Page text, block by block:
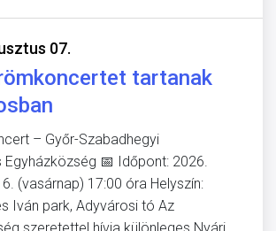
07.
tartanak
– Győr-Szabadhegyi
Egyházközség 📅 Időpont: 2026.
(vasárnap) 17:00 óra Helyszín:
Iván park, Adyvárosi tó Az